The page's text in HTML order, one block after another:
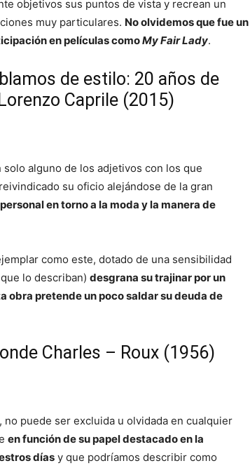
objetivos sus puntos de vista y recrean un
muy particulares. No olvidemos que fue un
en películas comoMy Fair Lady.
de estilo: 20 años de
Caprile (2015)
alguno de los adjetivos con los que
su oficio alejándose de la gran
en torno a la moda y la manera de
como este, dotado de una sensibilidad
lo describan) desgrana su trajinar por un
obra pretende un poco saldar su deuda de
Charles – Roux (1956)
puede ser excluida u olvidada en cualquier
en función de su papel destacado en la
días y que podríamos describir como